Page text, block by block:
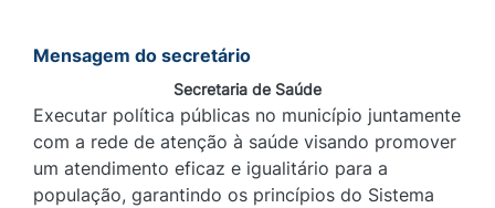
Mensagem do secretário
Secretaria de Saúde
Executar política públicas no município juntamente
com a rede de atenção à saúde visando promover
um atendimento eficaz e igualitário para a
população, garantindo os princípios do Sistema